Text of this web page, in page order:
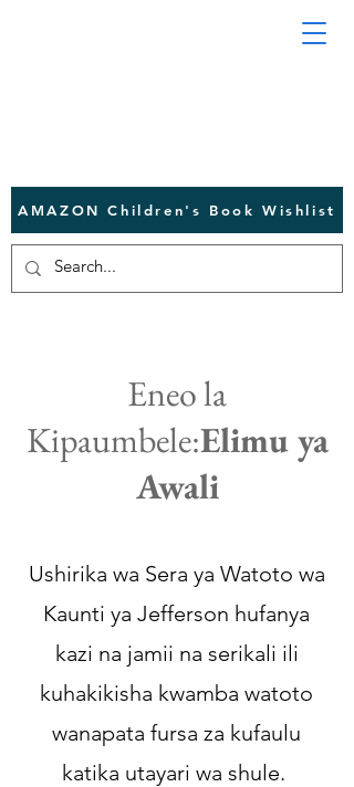
AMAZON Children's Book Wishlist
Eneo la
Kipaumbele:Elimu ya
Awali
Ushirika wa Sera ya Watoto wa
Kaunti ya Jefferson hufanya
kazi na jamii na serikali ili
kuhakikisha kwamba watoto
wanapata fursa za kufaulu
katika utayari wa shule.